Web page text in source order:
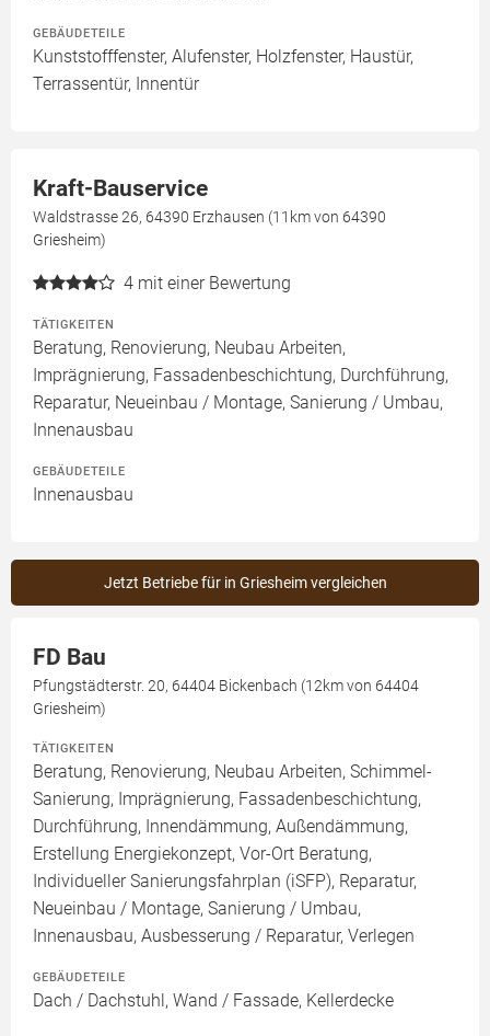
GEBÄUDETEILE
Kunststofffenster, Alufenster, Holzfenster, Haustür,
Terrassentür, Innentür
Kraft-Bauservice
Waldstrasse 26, 64390 Erzhausen (11km von 64390
Griesheim)
4 mit einer Bewertung
TÄTIGKEITEN
Beratung, Renovierung, Neubau Arbeiten,
Imprägnierung, Fassadenbeschichtung, Durchführung,
Reparatur, Neueinbau / Montage, Sanierung / Umbau,
Innenausbau
GEBÄUDETEILE
Innenausbau
Jetzt Betriebe für in Griesheim vergleichen
FD Bau
Pfungstädterstr. 20, 64404 Bickenbach (12km von 64404
Griesheim)
TÄTIGKEITEN
Beratung, Renovierung, Neubau Arbeiten, Schimmel-
Sanierung, Imprägnierung, Fassadenbeschichtung,
Durchführung, Innendämmung, Außendämmung,
Erstellung Energiekonzept, Vor-Ort Beratung,
Individueller Sanierungsfahrplan (iSFP), Reparatur,
Neueinbau / Montage, Sanierung / Umbau,
Innenausbau, Ausbesserung / Reparatur, Verlegen
GEBÄUDETEILE
Dach / Dachstuhl, Wand / Fassade, Kellerdecke